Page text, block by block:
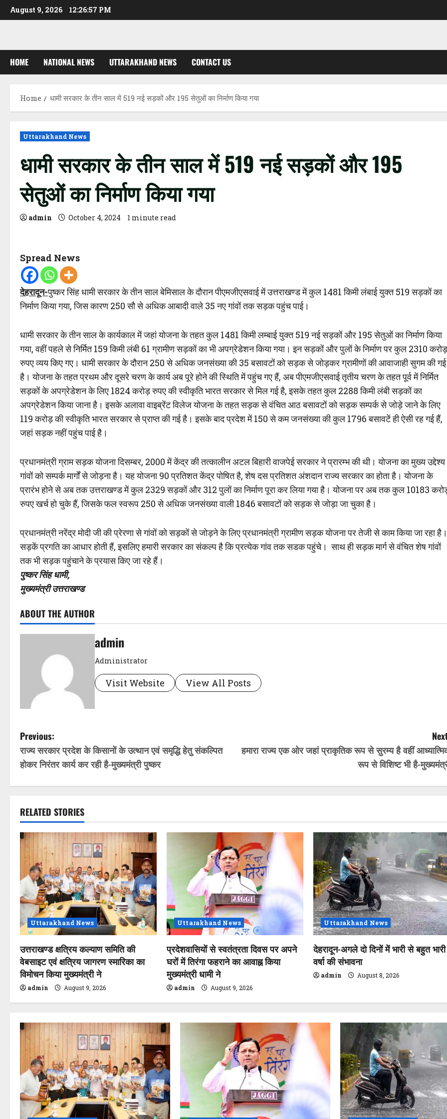
Skip
to
August 9, 2026 12:26:58 PM
HOME NATIONAL NEWS UTTARAKHAND NEWS CONTACT US
Home धामी सरकार के तीन साल में 519 नई सड़कों और 195 सेतुओं का निर्माण किया गया
Uttarakhand News
धामी सरकार के तीन साल में 519 नई सड़कों और 195
सेतुओं का निर्माण किया गया
admin October 4, 2024 1 minute read
Spread News
देहरादून-पुष्कर सिंह धामी सरकार के तीन साल बेमिसाल के दौरान पीएमजीएसवाई में उत्तराखण्ड में कुल 1481 किमी लंबाई युक्त 519 सड़कों का
निर्माण किया गया, जिस कारण 250 सौ से अधिक आबादी वाले 35 नए गांवों तक सड़क पहुंच पाई।
धामी सरकार के तीन साल के कार्यकाल में जहां योजना के तहत कुल 1481 किमी लम्बाई युक्त 519 नई सड़कों और 195 सेतुओं का निर्माण किया
गया, वहीं पहले से निर्मित 159 किमी लंबी 61 ग्रामीण सड़कों का भी अपग्रेडेशन किया गया। इन सड़कों और पुलों के निर्माण पर कुल 2310 करोड़
रुपए व्यय किए गए। धामी सरकार के दौरान 250 से अधिक जनसंख्या की 35 बसावटों को सड़क से जोड़कर ग्रामीणों की आवाजाही सुगम की गई
है। योजना के तहत प्रथम और दूसरे चरण के कार्य अब पूरे होने की स्थिति में पहुंच गए हैं, अब पीएमजीएसवाई तृतीय चरण के तहत पूर्व में निर्मित
सड़कों के अपग्रेडेशन के लिए 1824 करोड़ रुपए की स्वीकृति भारत सरकार से मिल गई है, इसके तहत कुल 2288 किमी लंबी सड़कों का
अपग्रेडेशन किया जाना है। इसके अलावा वाइब्रेंट विलेज योजना के तहत सड़क से वंचित आठ बसावटों को सड़क सम्पर्क से जोड़े जाने के लिए
119 करोड़ की स्वीकृति भारत सरकार से प्राप्त की गई है। इसके बाद प्रदेश में 150 से कम जनसंख्या की कुल 1796 बसावटें ही ऐसी रह गई हैं,
जहां सड़क नहीं पहुंच पाई है।
प्रधानमंत्री ग्राम सड़क योजना दिसम्बर, 2000 में केंद्र की तत्कालीन अटल बिहारी वाजपेई सरकार ने प्रारम्भ की थी। योजना का मुख्य उद्देश्य
गांवों को सम्पर्क मार्गों से जोड़ना है। यह योजना 90 प्रतिशत केंद्र पोषित है, शेष दस प्रतिशत अंशदान राज्य सरकार का होता है। योजना के
प्रारंभ होने से अब तक उत्तराखण्ड में कुल 2329 सड़कों और 312 पुलों का निर्माण पूरा कर लिया गया है। योजना पर अब तक कुल 10183
रुपए खर्च हो चुके हैं, जिसके फल स्वरूप 250 से अधिक जनसंख्या वाली 1846 बसावटों को सड़क से जोड़ा जा चुका है।
प्रधानमंत्री नरेंद्र मोदी जी की प्रेरणा से गांवों को सड़कों से जोड़ने के लिए प्रधानमंत्री ग्रामीण सड़क योजना पर तेजी से काम किया जा रहा है।
सड़कें प्रगति का आधार होती हैं, इसलिए हमारी सरकार का संकल्प है कि प्रत्येक गांव तक सडक पहुंचे। साथ ही सड़क मार्ग से वंचित शेष गांवों
तक भी सड़क पहुंचाने के प्रयास किए जा रहे हैं।
पुष्कर सिंह धामी,
मुख्यमंत्री उत्तराखण्ड
ABOUT THE AUTHOR
admin
Administrator
Visit Website View All Posts
P
o
s
n
a
v
i
g
a
t
i
o
n
Previous:
राज्य सरकार प्रदेश के किसानों के उत्थान एवं समृद्धि हेतु संकल्पित
होकर निरंतर कार्य कर रही है-मुख्यमंत्री पुष्कर
हमारा राज्य एक ओर जहां प्राकृतिक रूप से सुरम्य है वहीं
रूप से विशिष्ट भी है-
RELATED STORIES
Uttarakhand News
उत्तराखण्ड क्षत्रिय कल्याण समिति की
वेबसाइट एवं क्षत्रिय जागरण स्मारिका का
विमोचन किया मुख्यमंत्री ने
admin August 9, 2026
Uttarakhand News
प्रदेशवासियों से स्वतंत्रता दिवस पर अपने
घरों में तिरंगा फहराने का आवाह्न किया
मुख्यमंत्री धामी ने
admin August 9, 2026
Uttarakhand News
देहरादून-अगले दो दिनों में भारी से बहुत भारी
वर्षा की संभावना
admin August 8, 2026